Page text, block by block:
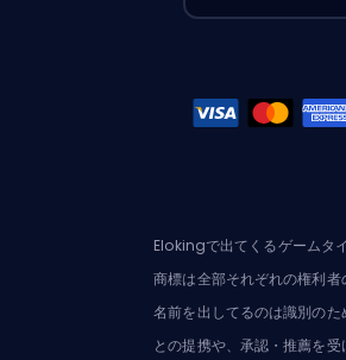
Elokingで出てくるゲームタ
商標は全部それぞれの権利者
名前を出してるのは識別の
との提携や、承認・推薦を